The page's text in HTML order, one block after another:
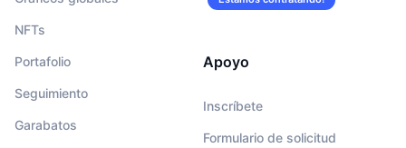
NFTs
Portafolio
Seguimiento
Garabatos
Apoyo
Inscríbete
Formulario de solicitud